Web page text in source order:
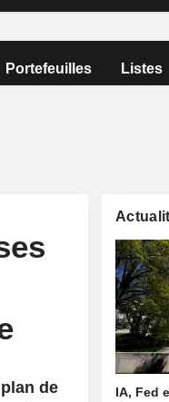
Portefeuilles Listes
de
IA, Fed